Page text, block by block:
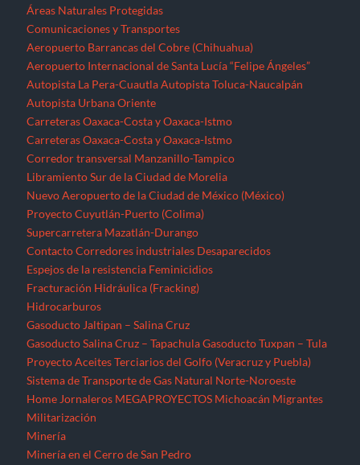
Áreas Naturales Protegidas
Comunicaciones y Transportes
Aeropuerto Barrancas del Cobre (Chihuahua)
Aeropuerto Internacional de Santa Lucía “Felipe Ángeles”
Autopista La Pera-Cuautla Autopista Toluca-Naucalpán
Autopista Urbana Oriente
Carreteras Oaxaca-Costa y Oaxaca-Istmo
Carreteras Oaxaca-Costa y Oaxaca-Istmo
Corredor transversal Manzanillo-Tampico
Libramiento Sur de la Ciudad de Morelia
Nuevo Aeropuerto de la Ciudad de México (México)
Proyecto Cuyutlán-Puerto (Colima)
Supercarretera Mazatlán-Durango
Contacto Corredores industriales Desaparecidos
Espejos de la resistencia Feminicidios
Fracturación Hidráulica (Fracking)
Hidrocarburos
Gasoducto Jaltipan – Salina Cruz
Gasoducto Salina Cruz – Tapachula Gasoducto Tuxpan – Tula
Proyecto Aceites Terciarios del Golfo (Veracruz y Puebla)
Sistema de Transporte de Gas Natural Norte-Noroeste
Home Jornaleros MEGAPROYECTOS Michoacán Migrantes
Militarización
Minería
Minería en el Cerro de San Pedro